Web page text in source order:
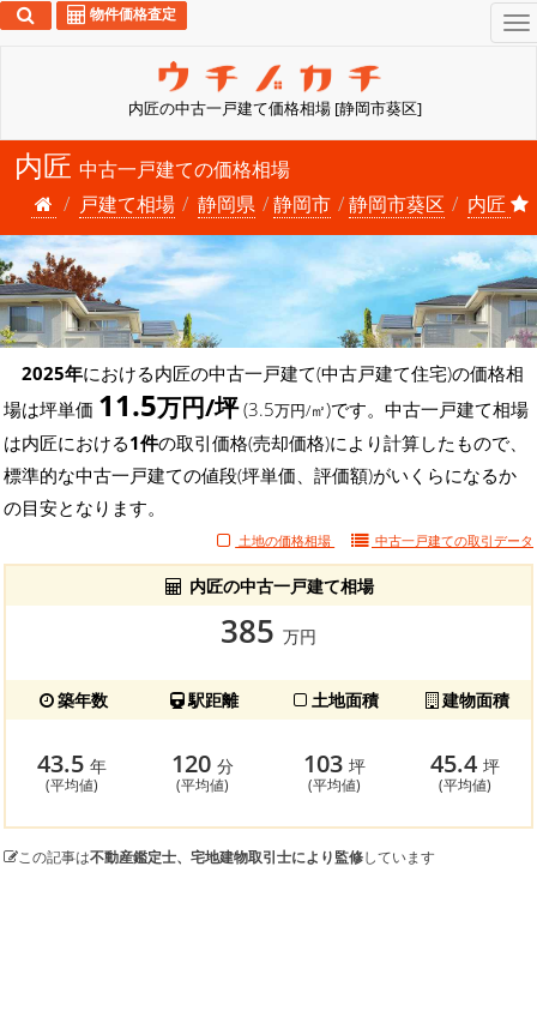
内匠の中古一戸建て価格相場 [静岡市葵区]
物件価格査定
内匠 中古一戸建ての価格相場
戸建て相場
静岡県 静岡市 静岡市葵区 内匠
2025年における内匠の中古一戸建て(中古戸建て住宅)の価格相
場は坪単価 11.5万円/坪(3.5万円/㎡)です。中古一戸建て相場
は内匠における1件の取引価格(売却価格)により計算したもので、
標準的な中古一戸建ての値段(坪単価、評価額)がいくらになるか
の目安となります。
土地の価格相場 中古一戸建ての取引データ
内匠の中古一戸建て相場
385 万円
築年数 駅距離 土地面積 建物面積
43.5 年
(平均値)
120分
(平均値)
103 坪
(平均値)
45.4坪
(平均値)
この記事は不動産鑑定士、宅地建物取引士により監修しています